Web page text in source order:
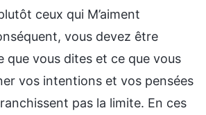
ceux qui M’aiment
vous devez être
que vous dites et ce que vous
vos intentions et vos pensées
pas la limite. En ces